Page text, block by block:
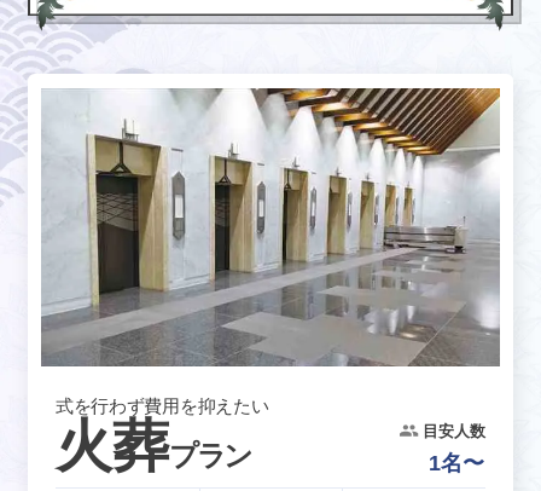
式を行わず費用を抑えたい
火葬プラン
目安人数
1名〜